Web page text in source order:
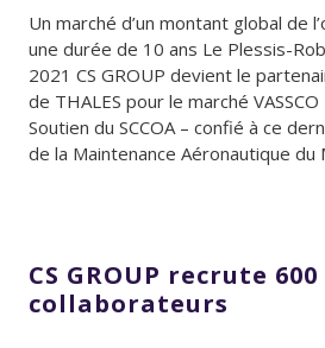
Un marché d’un montant global de
une durée de 10 ans Le Plessis-
2021 CS GROUP devient le
de THALES pour le marché
Soutien du SCCOA – confié à ce
de la Maintenance Aéronautique du
CS GROUP recrute
collaborateurs